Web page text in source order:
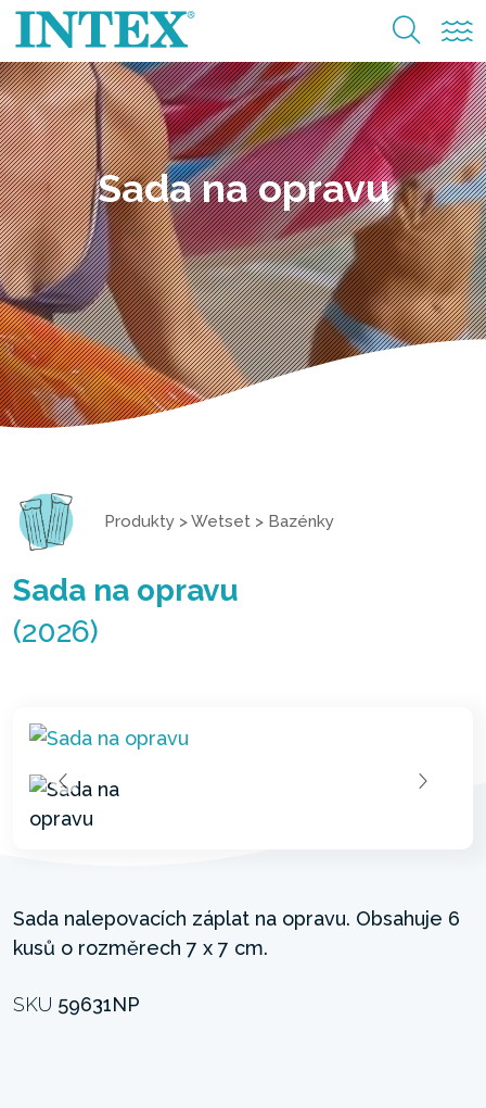
Sada na opravu
Produkty >Wetset > Bazénky
Sada na opravu
(2026)
Sada nalepovacích záplat na opravu. Obsahuje 6
kusů o rozměrech 7 x 7 cm.
SKU 59631NP